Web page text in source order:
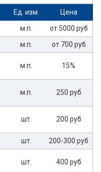
Ед. изм.
Цена
м.п.
от 5000 руб
м.п.
от 700 руб
м.п. 15%
м.п. 250 руб
шт. 200 руб
шт.
200-300 руб
шт. 400 руб